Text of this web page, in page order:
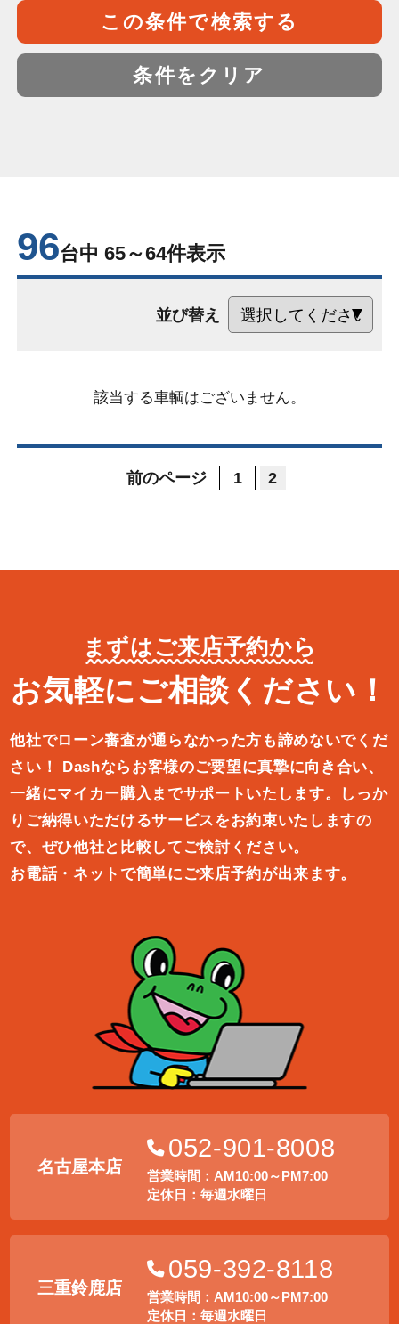
条件をクリア
この条件で検索する
96台中 65～64件表示
並び替え
該当する車輌はございません。
前のページ 1 2
まずはご来店予約から
お気軽にご相談ください！
他社でローン審査が通らなかった方も諦めないでくだ
さい！
Dashならお客様のご要望に真摯に向き合い、
一緒にマイカー購入ま でサポートいたします。しっか
りご納得いただけるサービスをお約束いたしますの
で、ぜひ他社と比較してご検討ください。
お電話・ネットで簡単にご来店予約が出来ます。
名古屋本店
052-901-8008
営業時間：AM10:00～PM7:00
定休日：毎週水曜日
三重鈴鹿店
059-392-8118
営業時間：AM10:00～PM7:00
定休日：毎週水曜日